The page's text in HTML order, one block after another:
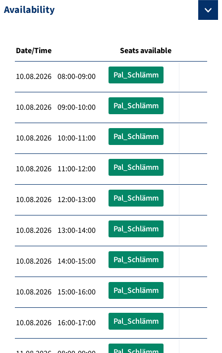
Availability
Date/Time Seats available
10.08.2026 08:00-09:00 Pal_Schlämm
10.08.2026 09:00-10:00 Pal_Schlämm
10.08.2026 10:00-11:00 Pal_Schlämm
10.08.2026 11:00-12:00 Pal_Schlämm
10.08.2026 12:00-13:00 Pal_Schlämm
10.08.2026 13:00-14:00 Pal_Schlämm
10.08.2026 14:00-15:00 Pal_Schlämm
10.08.2026 15:00-16:00 Pal_Schlämm
10.08.2026 16:00-17:00 Pal_Schlämm